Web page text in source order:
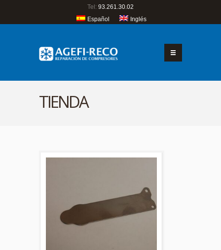
Tel: 93.261.30.02
Español
Inglés
TIENDA